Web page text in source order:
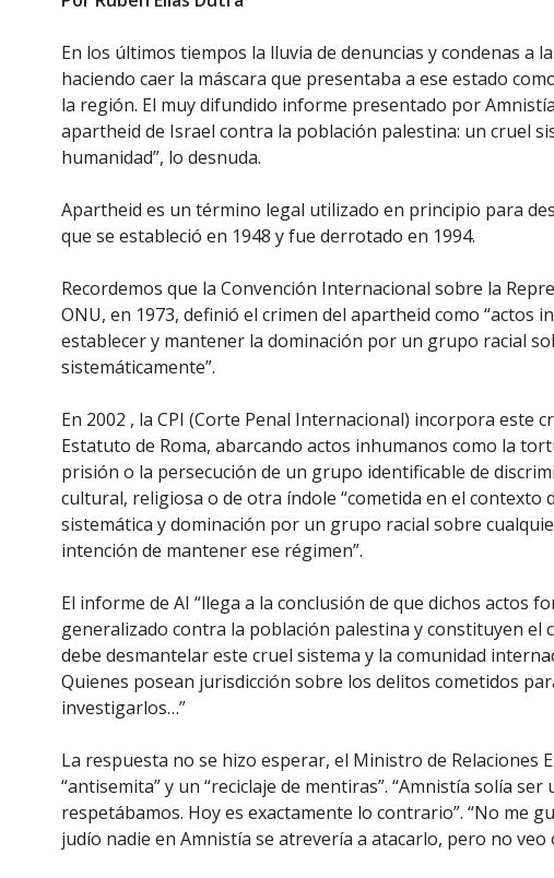
En los últimos tiempos la lluvia de denuncias y condenas a
haciendo caer la máscara que presentaba a ese estado
la región. El muy difundido informe presentado por
apartheid de Israel contra la población palestina: un cruel
humanidad”, lo desnuda.
Apartheid es un término legal utilizado en principio para
que se estableció en 1948 y fue derrotado en 1994.
Recordemos que la Convención Internacional sobre la
ONU, en 1973, definió el crimen del apartheid como “actos
establecer y mantener la dominación por un grupo racial
sistemáticamente”.
En 2002 , la CPI (Corte Penal Internacional) incorpora este
Estatuto de Roma, abarcando actos inhumanos como la
prisión o la persecución de un grupo identificable de
cultural, religiosa o de otra índole “cometida en el
sistemática y dominación por un grupo racial sobre
intención de mantener ese régimen”.
El informe de AI “llega a la conclusión de que dichos actos
generalizado contra la población palestina y constituyen el
debe desmantelar este cruel sistema y la comunidad
Quienes posean jurisdicción sobre los delitos cometidos
investigarlos…”
La respuesta no se hizo esperar, el Ministro de Relaciones
“antisemita” y un “reciclaje de mentiras”. “Amnistía solía
respetábamos. Hoy es exactamente lo contrario”. “No me
judío nadie en Amnistía se atrevería a atacarlo, pero no veo